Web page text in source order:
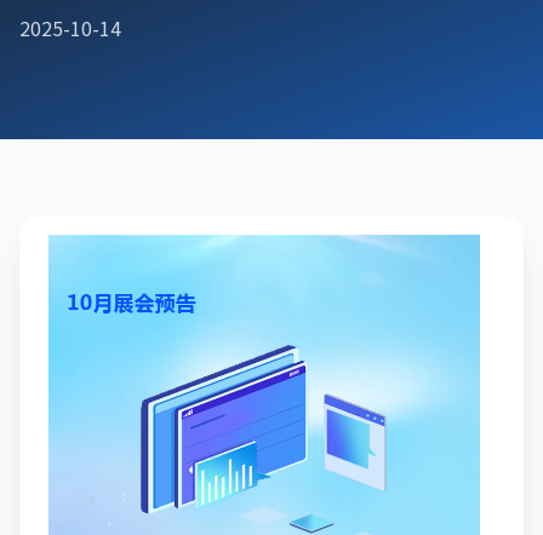
2025-10-14